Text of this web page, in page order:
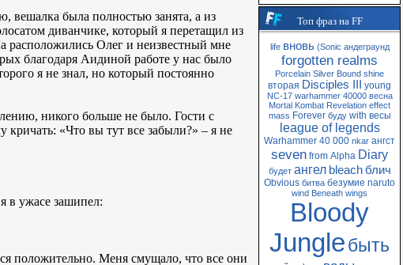
вешалка была полностью занята, а из
диванчике, который я перетащил из
расположились Олег и неизвестный мне
благодаря Аидиной работе у нас было
я не знал, но который постоянно
никого больше не было. Гости с
«Что вы тут все забыли?» – я не
в ужасе зашипел:
положительно. Меня смущало, что все они
Топ фраз на FF
life вновь (Sonic андеграунд
forgotten realms
Porcelain Silver Bound shine
вторая Disciples III young
NC-17 warhammer 40000 весна
Mortal Kombat Revelation effect
mass Forever буду with весы
league of legends
Warhammer 40 000 nkar ангст
seven from Alpha Diary
будет ангел bleach блич
Obvious битва безумие naruto
wind Beneath wings
Bloody
Jungleбыть